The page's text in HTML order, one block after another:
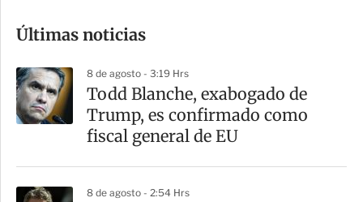
m
a
r
t
Últimas noticias
8 de agosto - 3:19 Hrs
Todd Blanche, exabogado de
Trump, es confirmado como
fiscal general de EU
8 de agosto - 2:54 Hrs